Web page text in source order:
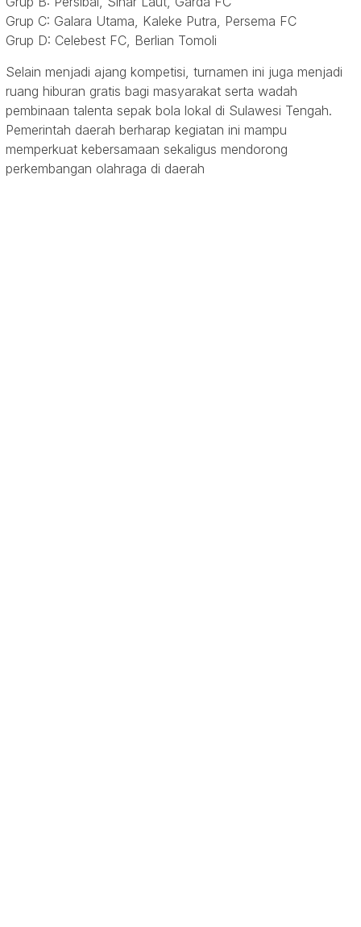
Grup C: Galara Utama, Kaleke Putra, Persema FC
Grup D: Celebest FC, Berlian Tomoli
Selain menjadi ajang kompetisi, turnamen ini juga menjadi
ruang hiburan gratis bagi masyarakat serta wadah
pembinaan talenta sepak bola lokal di Sulawesi Tengah.
Pemerintah daerah berharap kegiatan ini mampu
memperkuat kebersamaan sekaligus mendorong
perkembangan olahraga di daerah